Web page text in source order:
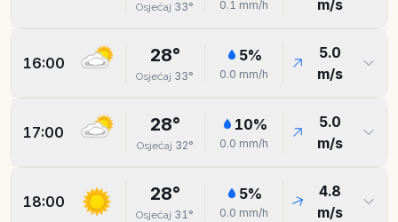
Osjećaj 33° 0.1 mm/h
m/s
16:00 28°
Osjećaj 33°
5%
0.0 mm/h
5.0
m/s
17:00 28°
Osjećaj 32°
10%
0.0 mm/h
5.0
m/s
18:00 28°
Osjećaj 31°
5%
0.0 mm/h
4.8
m/s